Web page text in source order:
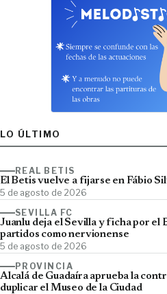
LO ÚLTIMO
REAL BETIS
El Betis vuelve a fijarse en Fábio
5 de agosto de 2026
SEVILLA FC
Juanlu deja el Sevilla y ficha por el
partidos como nervionense
5 de agosto de 2026
PROVINCIA
Alcalá de Guadaíra aprueba la
duplicar el Museo de la Ciudad